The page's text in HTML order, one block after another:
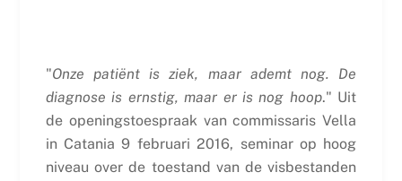
"Onze patiënt is ziek, maar ademt nog. De
diagnose is ernstig, maar er is nog hoop." Uit
de openingstoespraak van commissaris Vella
in Catania 9 februari 2016, seminar op hoog
niveau over de toestand van de visbestanden